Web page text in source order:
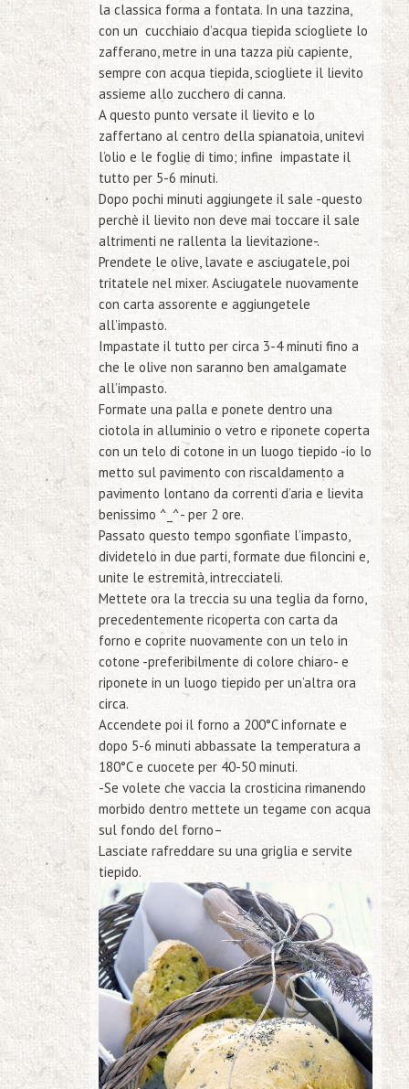
la classica forma a fontata. In una tazzina,
con un cucchiaio d’acqua tiepida sciogliete lo
zafferano, metre in una tazza più capiente,
sempre con acqua tiepida, sciogliete il lievito
assieme allo zucchero di canna.
A questo punto versate il lievito e lo
zaffertano al centro della spianatoia, unitevi
l’olio e le foglie di timo; infine impastate il
tutto per 5-6 minuti.
Dopo pochi minuti aggiungete il sale -questo
perchè il lievito non deve mai toccare il sale
altrimenti ne rallenta la lievitazione-.
Prendete le olive, lavate e asciugatele, poi
tritatele nel mixer. Asciugatele nuovamente
con carta assorente e aggiungetele
all’impasto.
Impastate il tutto per circa 3-4 minuti fino a
che le olive non saranno ben amalgamate
all’impasto.
Formate una palla e ponete dentro una
ciotola in alluminio o vetro e riponete coperta
con un telo di cotone in un luogo tiepido -io lo
metto sul pavimento con riscaldamento a
pavimento lontano da correnti d’aria e lievita
benissimo ^_^- per 2 ore.
Passato questo tempo sgonfiate l’impasto,
dividetelo in due parti, formate due filoncini e,
unite le estremità, intrecciateli.
Mettete ora la treccia su una teglia da forno,
precedentemente ricoperta con carta da
forno e coprite nuovamente con un telo in
cotone -preferibilmente di colore chiaro- e
riponete in un luogo tiepido per un’altra ora
circa.
Accendete poi il forno a 200°C infornate e
dopo 5-6 minuti abbassate la temperatura a
180°C e cuocete per 40-50 minuti.
-Se volete che vaccia la crosticina rimanendo
morbido dentro mettete un tegame con acqua
sul fondo del forno–
Lasciate rafreddare su una griglia e servite
tiepido.